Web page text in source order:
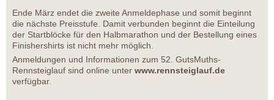
Ende März endet die zweite Anmeldephase und somit beginnt
die nächste Preisstufe. Damit verbunden beginnt die Einteilung
der Startblöcke für den Halbmarathon und der Bestellung eines
Finishershirts ist nicht mehr möglich.
Anmeldungen und Informationen zum 52. GutsMuths-
Rennsteiglauf sind online unter www.rennsteiglauf.de
verfügbar.